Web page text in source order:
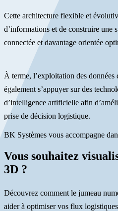
Cette architecture flexible et
d’informations et de construire une
connectée et davantage orientée
À terme, l’exploitation des
également s’appuyer sur des
d’intelligence artificielle afin
prise de décision logistique.
BK Systèmes vous accompagne
Vous souhaitez
3D ?
Découvrez comment le jumeau
aider à optimiser vos flux